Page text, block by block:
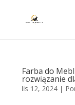
Farba do
rozwiązanie
lis 12, 2024|